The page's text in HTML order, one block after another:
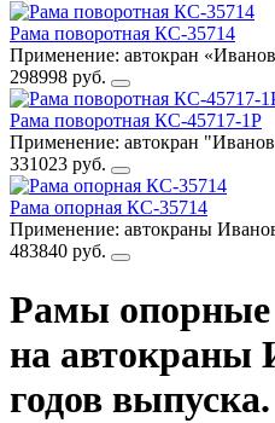
Рама поворотная КС-35714
Применение: автокран
298998 руб.
Рама поворотная КС-45717-1Р
Применение: автокран
331023 руб.
Рама опорная КС-35714
Применение: автокраны
483840 руб.
Рамы опорные
на автокраны
годов выпуска.